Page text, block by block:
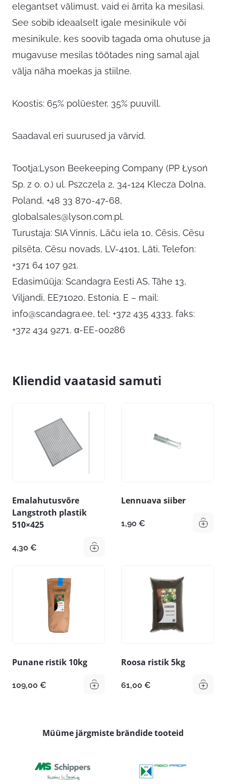
elegantset välimust, vaid ei ärrita ka mesilasi.
See sobib ideaalselt igale mesinikule või
mesinikule, kes soovib tagada oma ohutuse ja
mugavuse mesilas töötades ning samal ajal
välja näha moekas ja stiilne.
Koostis: 65% polüester, 35% puuvill.
Saadaval eri suurused ja värvid.
Tootja:Lyson Beekeeping Company (PP Łysoń
Sp. z o. o.) ul. Pszczela 2, 34-124 Klecza Dolna,
Poland, +48 33 870-47-68,
globalsales@lyson.com.pl.
Turustaja: SIA Vinnis, Lāču iela 10, Cēsis, Cēsu
pilsēta, Cēsu novads, LV-4101, Läti, Telefon:
+371 64 107 921.
Edasimüüja: Scandagra Eesti AS, Tähe 13,
Viljandi, EE71020, Estonia. E – mail:
info@scandagra.ee, tel: +372 435 4333, faks:
+372 434 9271, α-EE-00286
Kliendid vaatasid samuti
Emalahutusvõre
Langstroth plastik
510×425
4,30 €
Lennuava siiber
1,90 €
Punane ristik 10kg
109,00 €
Roosa ristik 5kg
61,00 €
Müüme järgmiste brändide tooteid